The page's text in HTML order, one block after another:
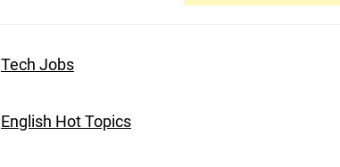
Tech Jobs
English Hot Topics